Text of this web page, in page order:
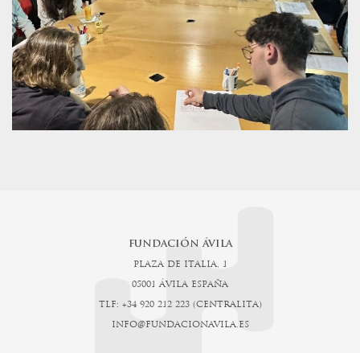
FUNDACIÓN ÁVILA
PLAZA DE ITALIA, 1
05001 ÁVILA ESPAÑA
TLF: +34 920 212 223 (CENTRALITA)
INFO@FUNDACIONAVILA.ES